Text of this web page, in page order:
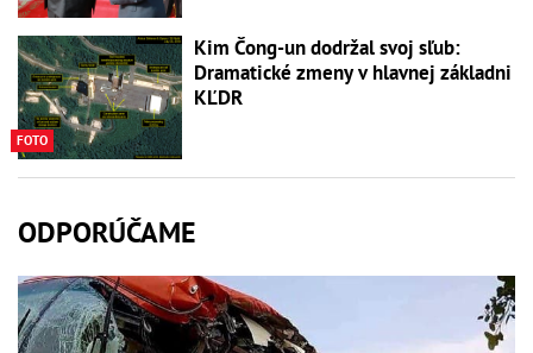
FOTO
Kim Čong-un dodržal svoj sľub:
Dramatické zmeny v hlavnej základni
KĽDR
ODPORÚČAME